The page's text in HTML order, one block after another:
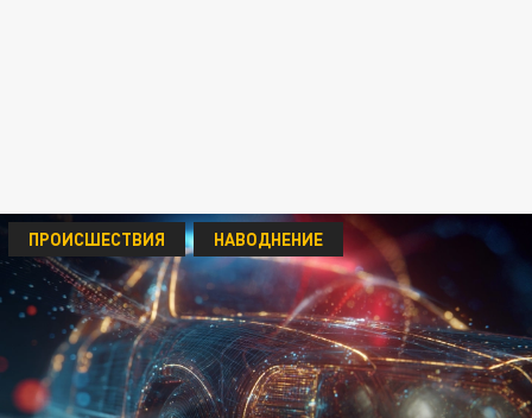
ПРОИСШЕСТВИЯ НАВОДНЕНИЕ